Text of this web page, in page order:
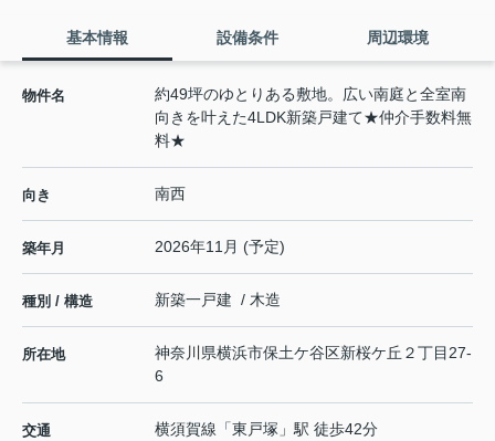
基本情報 設備条件 周辺環境
物件名
約49坪のゆとりある敷地。広い南庭と全室南
向きを叶えた4LDK新築戸建て★仲介手数料無
料★
向き 南西
築年月 2026年11月 (予定)
種別 / 構造 新築一戸建 / 木造
所在地 神奈川県横浜市保土ケ谷区新桜ケ丘 ２丁目27-
6
交通 横須賀線 「東戸塚 」駅 徒歩42分